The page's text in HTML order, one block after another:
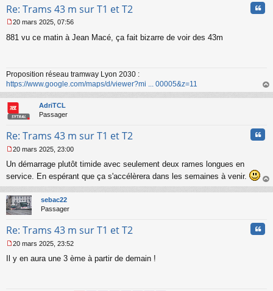
u
Re: Trams 43 m sur T1 et T2
e
g
e
n
o
n
l
20 mars 2025, 07:56
881 vu ce matin à Jean Macé, ça fait bizarre de voir des 43m
Proposition réseau tramway Lyon 2030 :
https://www.google.com/maps/d/viewer?mi ... 00005&z=11
au
AdriTCL
Passager
Re: Trams 43 m sur T1 et T2
e
s
a
g
e
o
l
u
20 mars 2025, 23:00
Un démarrage plutôt timide avec seulement deux rames longues en
service. En espérant que ça s'accélèrera dans les semaines à venir.
au
sebac22
Passager
Re: Trams 43 m sur T1 et T2
e
20 mars 2025, 23:52
Il y en aura une 3 ème à partir de demain !